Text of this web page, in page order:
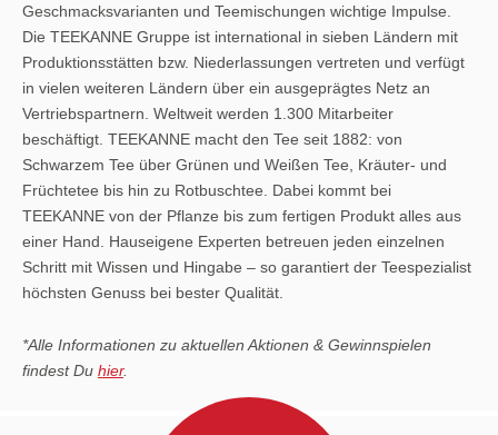
Geschmacksvarianten und Teemischungen wichtige Impulse.
Die TEEKANNE Gruppe ist international in sieben Ländern mit
Produktionsstätten bzw. Niederlassungen vertreten und verfügt
in vielen weiteren Ländern über ein ausgeprägtes Netz an
Vertriebspartnern. Weltweit werden 1.300 Mitarbeiter
beschäftigt. TEEKANNE macht den Tee seit 1882: von
Schwarzem Tee über Grünen und Weißen Tee, Kräuter- und
Früchtetee bis hin zu Rotbuschtee. Dabei kommt bei
TEEKANNE von der Pflanze bis zum fertigen Produkt alles aus
einer Hand. Hauseigene Experten betreuen jeden einzelnen
Schritt mit Wissen und Hingabe – so garantiert der Teespezialist
höchsten Genuss bei bester Qualität.
*Alle Informationen zu aktuellen Aktionen & Gewinnspielen
findest Du hier.